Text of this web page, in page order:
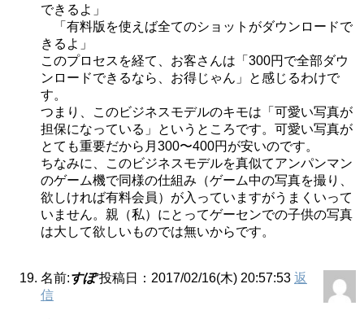
できるよ」
「有料版を使えば全てのショットがダウンロードで
きるよ」
このプロセスを経て、お客さんは「300円で全部ダウ
ンロードできるなら、お得じゃん」と感じるわけで
す。
つまり、このビジネスモデルのキモは「可愛い写真が
担保になっている」というところです。可愛い写真が
とても重要だから月300〜400円が安いのです。
ちなみに、このビジネスモデルを真似てアンパンマン
のゲーム機で同様の仕組み（ゲーム中の写真を撮り、
欲しければ有料会員）が入っていますがうまくいって
いません。親（私）にとってゲーセンでの子供の写真
は大して欲しいものでは無いからです。
名前:すぽ 投稿日：2017/02/16(木) 20:57:53 返
信